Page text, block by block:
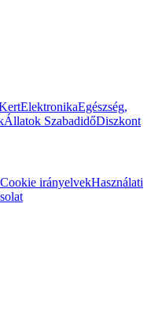
ElektronikaEgészség,
Állatok SzabadidőDiszkont
Cookie irányelvekHasználati